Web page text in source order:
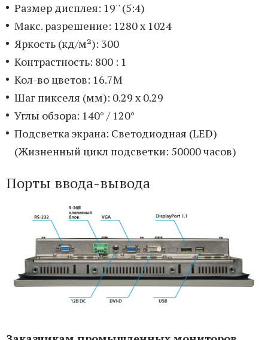
Размер дисплея: 19'' (5:4)
Макс. разрешение: 1280 x 1024
Яркость (кд/м²): 300
Контрастность: 800 : 1
Кол-во цветов: 16.7M
Шаг пикселя (мм): 0.29 x 0.29
Углы обзора: 140° / 120°
Подсветка экрана: Светодиодная (LED)
(Жизненный цикл подсветки: 50000 часов)
Порты ввода-вывода